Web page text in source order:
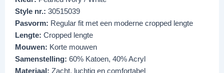
Style nr.: 30515039
Pasvorm: Regular fit met een moderne cropped lengte
Lengte: Cropped lengte
Mouwen: Korte mouwen
Samenstelling: 60% Katoen, 40% Acryl
Materiaal: Zacht, luchtig en comfortabel